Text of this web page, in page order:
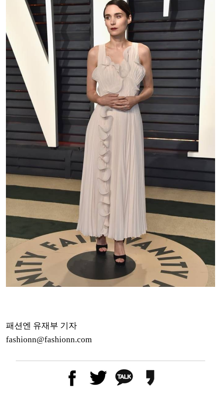
패션엔 유재부 기자
fashionn@fashionn.com